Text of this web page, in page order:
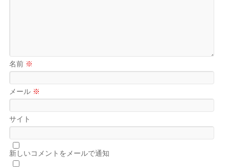
名前 ※
メール ※
サイト
新しいコメントをメールで通知